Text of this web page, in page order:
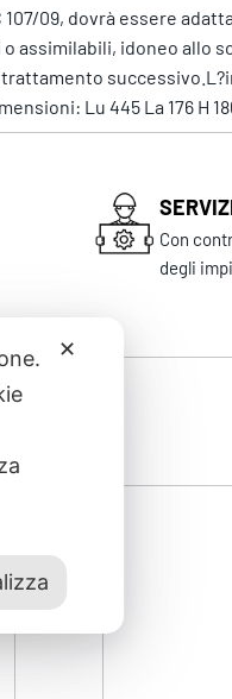
107/09, dovrà essere
assimilabili, idoneo allo
trattamento
Lu 445 La 176 H
Con
degli
✕